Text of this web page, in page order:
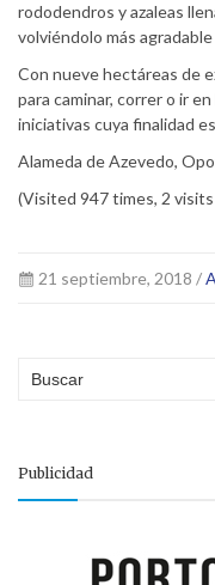
rododendros y azaleas
volviéndolo más
Con nueve hectáreas de
para caminar, correr o ir
iniciativas cuya finalidad
Alameda de Azevedo,
(Visited 947 times, 2
21 septiembre, 2018 /
Publicidad